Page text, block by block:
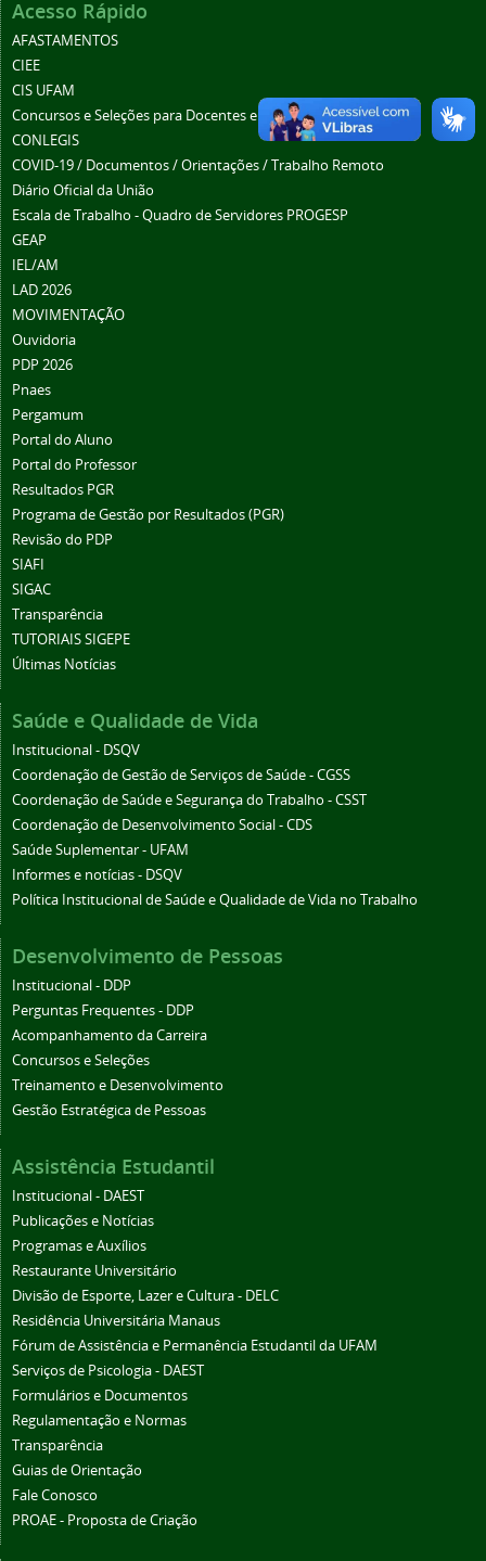
Acesso Rápido
AFASTAMENTOS
CIEE
CIS UFAM
Concursos e Seleções para Docentes e Téc. Administrativos
CONLEGIS
COVID-19 / Documentos / Orientações / Trabalho Remoto
Diário Oficial da União
Escala de Trabalho - Quadro de Servidores PROGESP
GEAP
IEL/AM
LAD 2026
MOVIMENTAÇÃO
Ouvidoria
PDP 2026
Pnaes
Pergamum
Portal do Aluno
Portal do Professor
Resultados PGR
Programa de Gestão por Resultados (PGR)
Revisão do PDP
SIAFI
SIGAC
Transparência
TUTORIAIS SIGEPE
Últimas Notícias
Saúde e Qualidade de Vida
Institucional - DSQV
Coordenação de Gestão de Serviços de Saúde - CGSS
Coordenação de Saúde e Segurança do Trabalho - CSST
Coordenação de Desenvolvimento Social - CDS
Saúde Suplementar - UFAM
Informes e notícias - DSQV
Política Institucional de Saúde e Qualidade de Vida no Trabalho
Desenvolvimento de Pessoas
Institucional - DDP
Perguntas Frequentes - DDP
Acompanhamento da Carreira
Concursos e Seleções
Treinamento e Desenvolvimento
Gestão Estratégica de Pessoas
Assistência Estudantil
Institucional - DAEST
Publicações e Notícias
Programas e Auxílios
Restaurante Universitário
Divisão de Esporte, Lazer e Cultura - DELC
Residência Universitária Manaus
Fórum de Assistência e Permanência Estudantil da UFAM
Serviços de Psicologia - DAEST
Formulários e Documentos
Regulamentação e Normas
Transparência
Guias de Orientação
Fale Conosco
PROAE - Proposta de Criação